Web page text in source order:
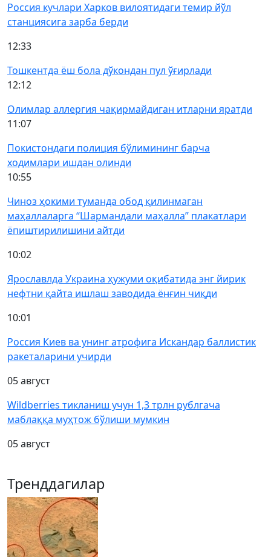
Россия кучлари Харков вилоятидаги темир йўл
станциясига зарба берди
12:33
Тошкентда ёш бола дўкондан пул ўғирлади
12:12
Олимлар аллергия чақирмайдиган итларни яратди
11:07
Покистондаги полиция бўлимининг барча
ходимлари ишдан олинди
10:55
Чиноз ҳокими туманда обод қилинмаган
маҳаллаларга “Шармандали маҳалла” плакатлари
ёпиштирилишини айтди
10:02
Ярославлда Украина ҳужуми оқибатида энг йирик
нефтни қайта ишлаш заводида ёнғин чиқди
10:01
Россия Киев ва унинг атрофига Искандар баллистик
ракеталарини учирди
05 август
Wildberries тикланиш учун 1,3 трлн рублгача
маблаққа муҳтож бўлиши мумкин
05 август
Тренддагилар